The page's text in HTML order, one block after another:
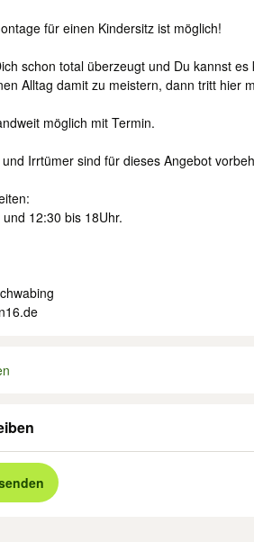
für einen Kindersitz ist möglich!
schon total überzeugt und Du kannst
Alltag damit zu meistern, dann tritt hier
möglich mit Termin.
Irrtümer sind für dieses Angebot
12:30 bis 18Uhr.